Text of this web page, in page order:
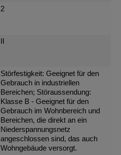
2
Störfestigkeit: Geeignet für den
Gebrauch in industriellen
Bereichen; Störaussendung:
Klasse B - Geeignet für den
Gebrauch im Wohnbereich und
Bereichen, die direkt an ein
Niederspannungsnetz
angeschlossen sind, das auch
Wohngebäude versorgt.